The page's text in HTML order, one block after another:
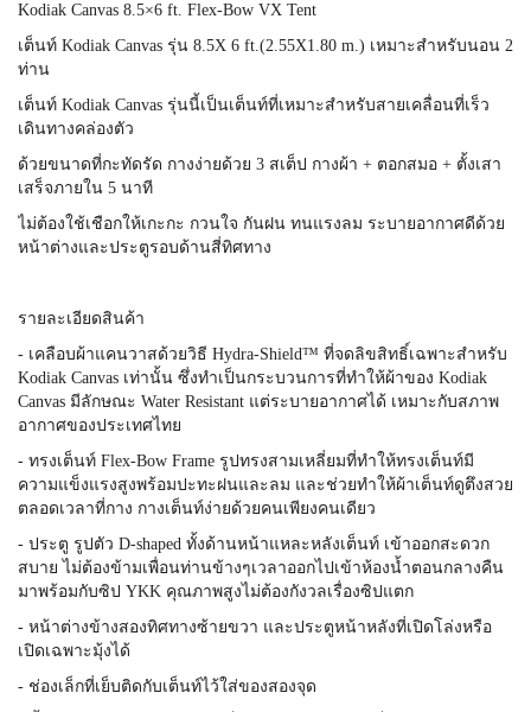
Kodiak Canvas 8.5×6 ft. Flex-Bow VX Tent
เต็นท์ Kodiak Canvas รุ่น 8.5X 6 ft.(2.55X1.80 m.) เหมาะสำหรับนอน 2
ท่าน
เต็นท์ Kodiak Canvas รุ่นนี้เป็นเต็นท์ที่เหมาะสำหรับสายเคลื่อนที่เร็ว
เดินทางคล่องตัว
ด้วยขนาดที่กะทัดรัด กางง่ายด้วย 3 สเต็ป กางผ้า + ตอกสมอ + ตั้งเสา
เสร็จภายใน 5 นาที
ไม่ต้องใช้เชือกให้เกะกะ กวนใจ กันฝน ทนแรงลม ระบายอากาศดีด้วย
หน้าต่างและประตูรอบด้านสี่ทิศทาง
รายละเอียดสินค้า
- เคลือบผ้าแคนวาสด้วยวิธี Hydra-Shield™ ที่จดลิขสิทธิ์เฉพาะสำหรับ
Kodiak Canvas เท่านั้น ซึ่งทำเป็นกระบวนการที่ทำให้ผ้าของ Kodiak
Canvas มีลักษณะ Water Resistant แต่ระบายอากาศได้ เหมาะกับสภาพ
อากาศของประเทศไทย
- ทรงเต็นท์ Flex-Bow Frame รูปทรงสามเหลี่ยมที่ทำให้ทรงเต็นท์มี
ความแข็งแรงสูงพร้อมปะทะฝนและลม และช่วยทำให้ผ้าเต็นท์ดูตึงสวย
ตลอดเวลาที่กาง กางเต็นท์ง่ายด้วยคนเพียงคนเดียว
- ประตู รูปตัว D-shaped ทั้งด้านหน้าแหละหลังเต็นท์ เข้าออกสะดวก
สบาย ไม่ต้องข้ามเพื่อนท่านข้างๆเวลาออกไปเข้าห้องน้ำตอนกลางคืน
มาพร้อมกับซิป YKK คุณภาพสูงไม่ต้องกังวลเรื่องซิปแตก
- หน้าต่างข้างสองทิศทางซ้ายขวา และประตูหน้าหลังที่เปิดโล่งหรือ
เปิดเฉพาะมุ้งได้
- ช่องเล็กที่เย็บติดกับเต็นท์ไว้ใส่ของสองจุด